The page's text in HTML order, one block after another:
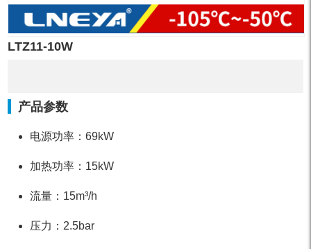
LTZ11-10W
产品参数
电源功率：69kW
加热功率：15kW
流量：15m³/h
压力：2.5bar